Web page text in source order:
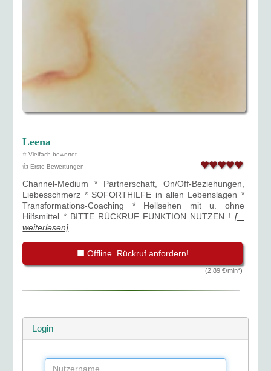
Leena
⭐ Vielfach bewertet
👍 Erste Bewertungen
Channel-Medium * Partnerschaft, On/Off-Beziehungen,
Liebesschmerz * SOFORTHILFE in allen Lebenslagen *
Transformations-Coaching * Hellsehen mit u. ohne
Hilfsmittel * BITTE RÜCKRUF FUNKTION NUTZEN ! [...
weiterlesen]
Offline. Rückruf anfordern!
(2,89 €/min*)
Login